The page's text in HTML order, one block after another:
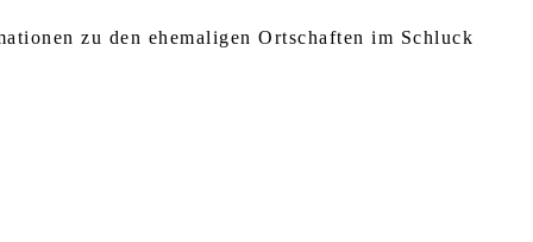
zu den ehemaligen Ortschaften im Schluck